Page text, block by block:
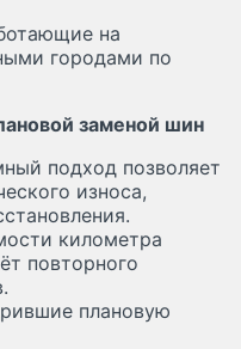
на
городами по
заменой шин
подход позволяет
износа,
километра
повторного
плановую